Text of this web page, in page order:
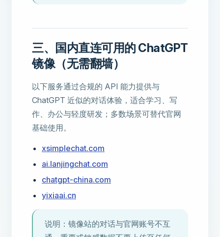
三、国内直连可用的 ChatGPT
镜像（无需翻墙）
以下服务通过合规的 API 能力提供与
ChatGPT 近似的对话体验，适合学习、写
作、办公与轻度研发；多数场景可替代官网
基础使用。
xsimplechat.com
ai.lanjingchat.com
chatgpt-china.com
yixiaai.cn
说明：镜像站的对话与官网账号不互